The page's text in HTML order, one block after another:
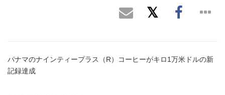
パナマのナインティープラス（R）コーヒーがキロ1万米ドルの新
記録達成